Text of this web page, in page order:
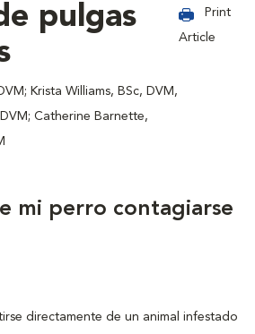
pulgas
Krista Williams, BSc, DVM,
Catherine Barnette,
Print
Article
mi perro contagiarse
directamente de un animal infestado